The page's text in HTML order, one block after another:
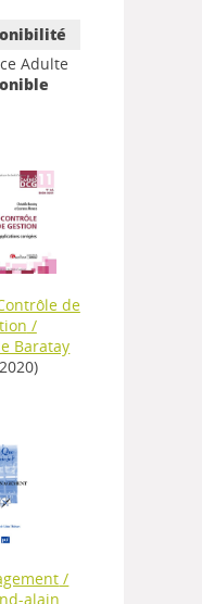
Adulte
de
/
Baratay
/
alain